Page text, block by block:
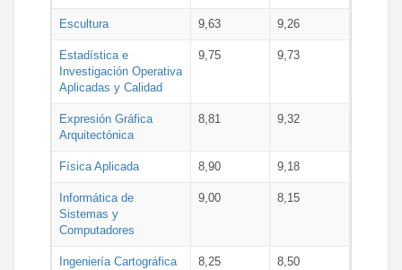
Escultura 9,63 9,26
Estadística e
Investigación Operativa
Aplicadas y Calidad
9,75 9,73
Expresión Gráfica
Arquitectónica
8,81 9,32
Física Aplicada 8,90 9,18
Informática de
Sistemas y
Computadores
9,00 8,15
Ingeniería Cartográfica
8,25 8,50